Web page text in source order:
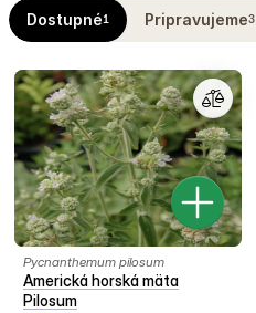
Dostupné1 Pripravujeme3
Pycnanthemum pilosum
Americká horská mäta
Pilosum